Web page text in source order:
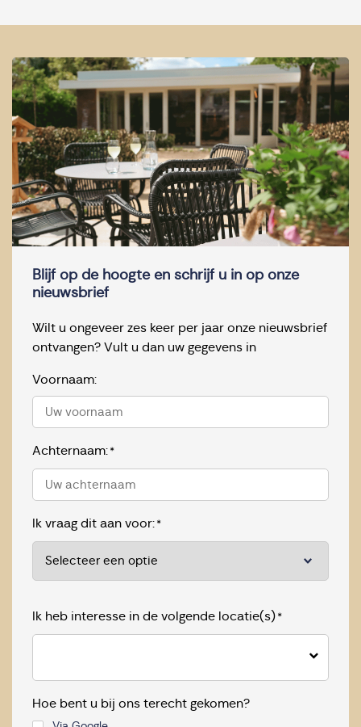
Blijf op de hoogte en schrijf u in op onze
nieuwsbrief
Wilt u ongeveer zes keer per jaar onze nieuwsbrief
ontvangen? Vult u dan uw gegevens in
Voornaam:
Achternaam: *
Ik vraag dit aan voor: *
Ik heb interesse in de volgende locatie(s) *
Hoe bent u bij ons terecht gekomen?